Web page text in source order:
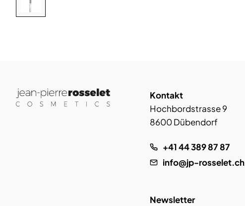
Kontakt
Hochbordstrasse 9
8600 Dübendorf
+41 44 389 87 87
info@jp-rosselet.ch
Newsletter